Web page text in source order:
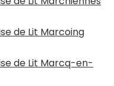
de Lit Marcoing
de Lit Marcq-en-